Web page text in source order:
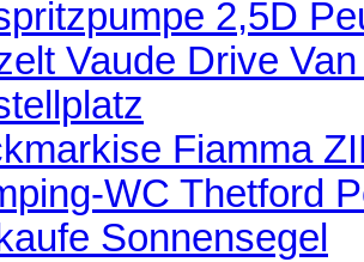
2,5D
Vaude Drive
Fiamma
WC Thetford
Sonnensegel